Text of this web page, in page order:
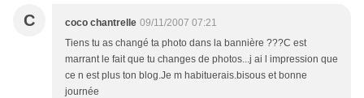
C coco chantrelle 09/11/2007 07:21
Tiens tu as changé ta photo dans la bannière ???C est
marrant le fait que tu changes de photos...j ai l impression que
ce n est plus ton blog.Je m habituerais.bisous et bonne
journée